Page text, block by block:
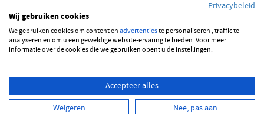
Rijbewijs B en goede beheersing van de Nederlandse taal.
VCA VOL (of bereid dit te behalen).
F-gassen certificaat.
Geboden wordt
Salaris tussen €3.400 en €4.800 bruto per maand (o.b.v. 38 uur,
25 vakantiedagen + 13 ATV-dagen.
Elektrische auto van de zaak.
© 2026 JOBBSQUARE
NEDERLANDS ENGLISH
Privacybeleid
Wij gebruiken cookies
We gebruiken cookies om content en advertentieste personaliseren , traffic te
analyseren en om u een geweldige website-ervaring te bieden. Voor meer
informatie over de cookies die we gebruiken opent u de instellingen.
Accepteer alles
Weigeren Nee, pas aan